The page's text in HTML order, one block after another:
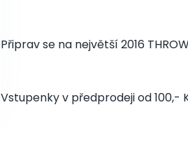
Připrav se na největší 2016
Vstupenky v předprodeji od 100,-